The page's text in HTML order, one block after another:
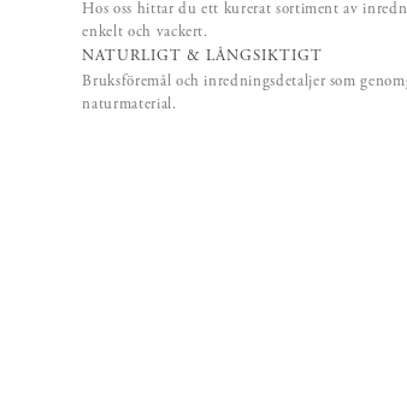
Hos oss hittar du ett kurerat sortiment av
enkelt och vackert.
NATURLIGT & LÅNGSIKTIGT
Bruksföremål och inredningsdetaljer som
naturmaterial.